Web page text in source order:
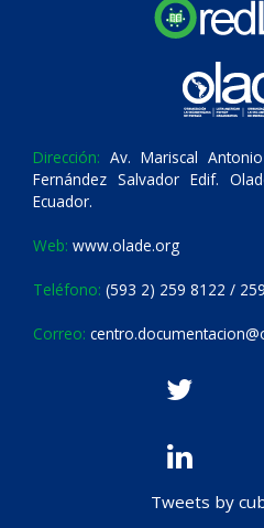
Dirección: Av. Mariscal
Fernández Salvador Edif.
Ecuador.
Web: www.olade.org
Teléfono: (593 2) 259 8122 /
Correo:
Tweets by